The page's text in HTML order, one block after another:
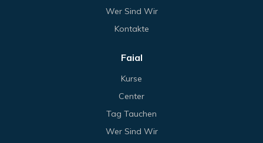
Wer Sind Wir
Kontakte
Faial
Kurse
Center
Tag Tauchen
Wer Sind Wir